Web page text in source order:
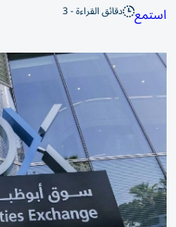
استمع دقائق القراءة - 3